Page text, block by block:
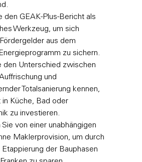
den GEAK-Plus-Bericht als
Werkzeug, um sich
aus dem
zu sichern.
den Unterschied zwischen
und
Totalsanierung kennen,
in Küche, Bad oder
zu investieren.
Sie von einer unabhängigen
Maklerprovision, um durch
Etappierung der Bauphasen